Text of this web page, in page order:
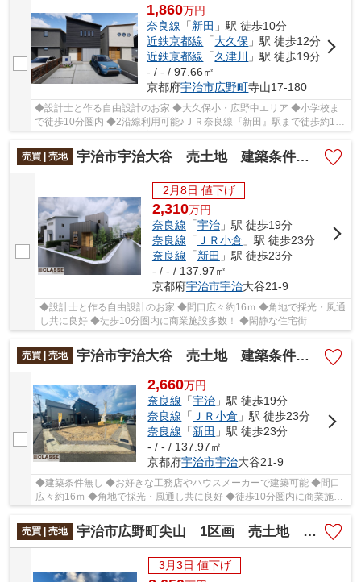
1,860万円
奈良線 「新田 」駅 徒歩10分
近鉄京都線 「大久保 」駅 徒歩12分
近鉄京都線 「久津川
」駅 徒歩19分
- / - / 97.66㎡
京都府宇治市広野町寺山17-180
◆設計士と作る自由設計のお家 ◆大久保小・広野中エリア ◆小学校ま
で徒歩10分圏内 ◆2沿線利用可能♪ＪＲ奈良線『新田』駅まで徒歩約10
分 ◆周辺お買い物施設充実
売買 | 売地
宇治市宇治大谷 売土地 建築条件付き
2月8日 値下げ
2,310万円
奈良線 「宇治」駅 徒歩19分
奈良線 「 ＪＲ小倉 」駅 徒歩23分
奈良線 「新田 」駅 徒歩23分
- / - / 137.97㎡
京都府宇治市宇治大谷21-9
◆設計士と作る自由設計のお家 ◆間口広々約16ｍ ◆角地で採光・風通
し共に良好 ◆徒歩10分圏内に商業施設多数！ ◆閑静な住宅街
売買 | 売地 宇治市宇治大谷 売土地 建築条件無し
2,660万円
奈良線 「宇治 」駅 徒歩19分
奈良線 「 ＪＲ小倉 」駅 徒歩23分
奈良線 「新田 」駅 徒歩23分
- / - / 137.97㎡
京都府宇治市宇治大谷21-9
◆建築条件無し ◆お好きな工務店やハウスメーカーで建築可能 ◆間口
広々約16ｍ ◆角地で採光・風通し共に良好 ◆徒歩10分圏内に商業施設
売買 | 売地
宇治市広野町尖山 1区画 売土地 建築条件無し
3月3日 値下げ